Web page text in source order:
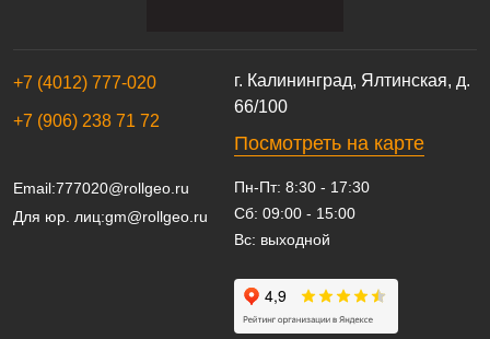
г. Калининград, Ялтинская, д.
66/100
Посмотреть на карте
+7 (4012) 777-020
+7 (906) 238 71 72
Email:777020@rollgeo.ru
Для юр. лиц:gm@rollgeo.ru
Пн-Пт: 8:30 - 17:30
Сб: 09:00 - 15:00
Вс: выходной